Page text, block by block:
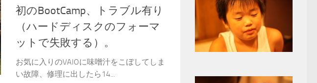
初のBootCamp、トラブル有り
（ハードディスクのフォーマ
ットで失敗する）。
お気に入りのVAIOに味噌汁をこぼしてしま
い故障、修理に出したら14...